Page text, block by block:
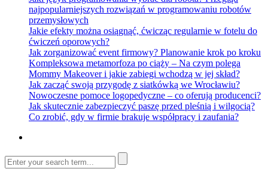
najpopularniejszych rozwiązań w programowaniu robotów
przemysłowych
Jakie efekty można osiągnąć, ćwicząc regularnie w fotelu do
ćwiczeń oporowych?
Jak zorganizować event firmowy? Planowanie krok po kroku
Kompleksowa metamorfoza po ciąży – Na czym polega
Mommy Makeover i jakie zabiegi wchodzą w jej skład?
Jak zacząć swoją przygodę z siatkówką we Wrocławiu?
Nowoczesne pomoce logopedyczne – co oferują producenci?
Jak skutecznie zabezpieczyć paszę przed pleśnią i wilgocią?
Co zrobić, gdy w firmie brakuje współpracy i zaufania?